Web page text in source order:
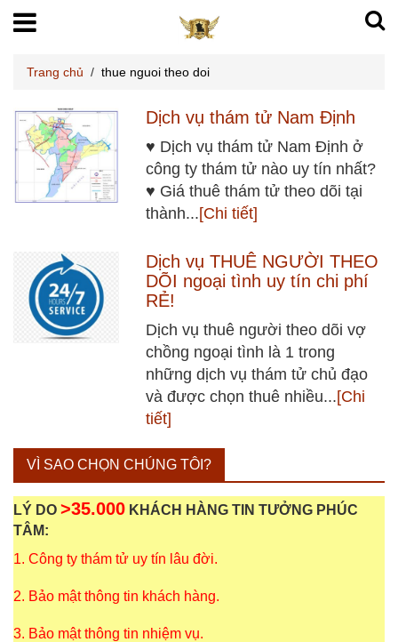
Trang chủ / thue nguoi theo doi
Dịch vụ thám tử Nam Định
♥ Dịch vụ thám tử Nam Định ở
công ty thám tử nào uy tín nhất?
♥ Giá thuê thám tử theo dõi tại
thành...[Chi tiết]
Dịch vụ THUÊ NGƯỜI THEO
DÕI ngoại tình uy tín chi phí
RẺ!
Dịch vụ thuê người theo dõi vợ
chồng ngoại tình là 1 trong
những dịch vụ thám tử chủ đạo
và được chọn thuê nhiều...[Chi
tiết]
VÌ SAO CHỌN CHÚNG TÔI?
LÝ DO >35.000 KHÁCH HÀNG TIN TƯỞNG PHÚC
TÂM:
1. Công ty thám tử uy tín lâu đời.
2. Bảo mật thông tin khách hàng.
3. Bảo mật thông tin nhiệm vụ.